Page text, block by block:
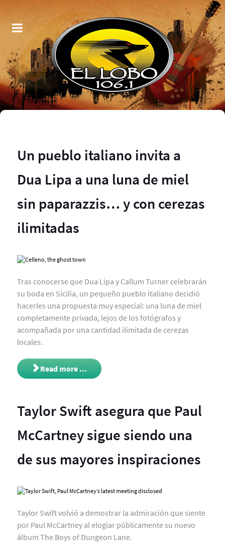
Un pueblo italiano invita a
Dua Lipa a una luna de miel
sin paparazzis… y con cerezas
ilimitadas
Tras conocerse que Dua Lipa y Callum Turnercelebrarán
su boda en Sicilia, un pequeño pueblo italiano decidió
hacerles una propuesta muy especial: una luna de miel
completamente privada, lejos de los fotógrafos y
acompañada por una cantidad ilimitada de cerezas
locales.
Read more ...
Taylor Swift asegura que Paul
McCartney sigue siendo una
de sus mayores inspiraciones
Taylor Swift volvió a demostrar la admiración que siente
por Paul McCartney al elogiar públicamente su nuevo
álbum The Boys of Dungeon Lane.